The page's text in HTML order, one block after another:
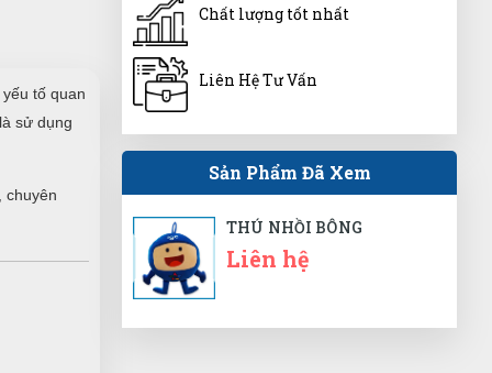
tố quan
sử dụng
chuyên
XP
(Đánh giá 1 năm trước)
Lần nào mua cũng được giảm giá
AM
Anh Minh
(Đánh giá 1 năm trước)
giá cả phải chăng, đáng để trãi nghiệm
Chất lượng tốt nhất
Liên Hệ Tư Vấn
Sản Phẩm Đã Xem
THÚ NHỒI BÔNG
Liên hệ